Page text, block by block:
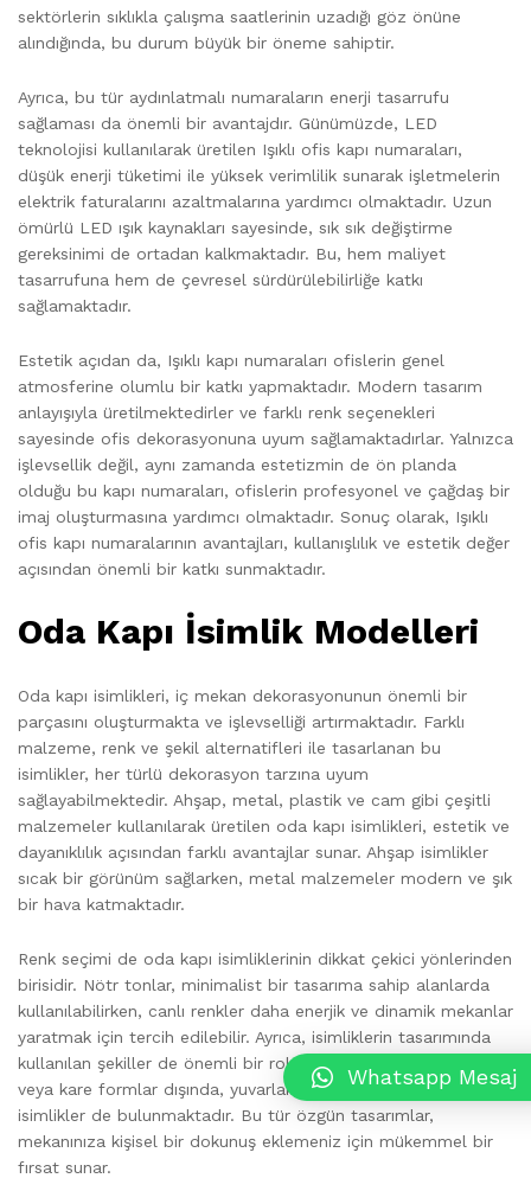
sektörlerin sıklıkla çalışma saatlerinin uzadığı göz önüne
alındığında, bu durum büyük bir öneme sahiptir.
Ayrıca, bu tür aydınlatmalı numaraların enerji tasarrufu
sağlaması da önemli bir avantajdır. Günümüzde, LED
teknolojisi kullanılarak üretilen Işıklı ofis kapı numaraları,
düşük enerji tüketimi ile yüksek verimlilik sunarak işletmelerin
elektrik faturalarını azaltmalarına yardımcı olmaktadır. Uzun
ömürlü LED ışık kaynakları sayesinde, sık sık değiştirme
gereksinimi de ortadan kalkmaktadır. Bu, hem maliyet
tasarrufuna hem de çevresel sürdürülebilirliğe katkı
sağlamaktadır.
Estetik açıdan da, Işıklı kapı numaraları ofislerin genel
atmosferine olumlu bir katkı yapmaktadır. Modern tasarım
anlayışıyla üretilmektedirler ve farklı renk seçenekleri
sayesinde ofis dekorasyonuna uyum sağlamaktadırlar. Yalnızca
işlevsellik değil, aynı zamanda estetizmin de ön planda
olduğu bu kapı numaraları, ofislerin profesyonel ve çağdaş bir
imaj oluşturmasına yardımcı olmaktadır. Sonuç olarak, Işıklı
ofis kapı numaralarının avantajları, kullanışlılık ve estetik değer
açısından önemli bir katkı sunmaktadır.
Oda Kapı İsimlik Modelleri
Oda kapı isimlikleri, iç mekan dekorasyonunun önemli bir
parçasını oluşturmakta ve işlevselliği artırmaktadır. Farklı
malzeme, renk ve şekil alternatifleri ile tasarlanan bu
isimlikler, her türlü dekorasyon tarzına uyum
sağlayabilmektedir. Ahşap, metal, plastik ve cam gibi çeşitli
malzemeler kullanılarak üretilen oda kapı isimlikleri, estetik ve
dayanıklılık açısından farklı avantajlar sunar. Ahşap isimlikler
sıcak bir görünüm sağlarken, metal malzemeler modern ve şık
bir hava katmaktadır.
Renk seçimi de oda kapı isimliklerinin dikkat çekici yönlerinden
birisidir. Nötr tonlar, minimalist bir tasarıma sahip alanlarda
kullanılabilirken, canlı renkler daha enerjik ve dinamik mekanlar
yaratmak için tercih edilebilir. Ayrıca, isimliklerin tasarımında
kullanılan şekiller de önemli bir role sahiptir. Klasik dikdörtgen
veya kare formlar dışında, yuvarlak, oval ya da özel tasarım
isimlikler de bulunmaktadır. Bu tür özgün tasarımlar,
mekanınıza kişisel bir dokunuş eklemeniz için mükemmel bir
fırsat sunar.
Whatsapp Mesaj